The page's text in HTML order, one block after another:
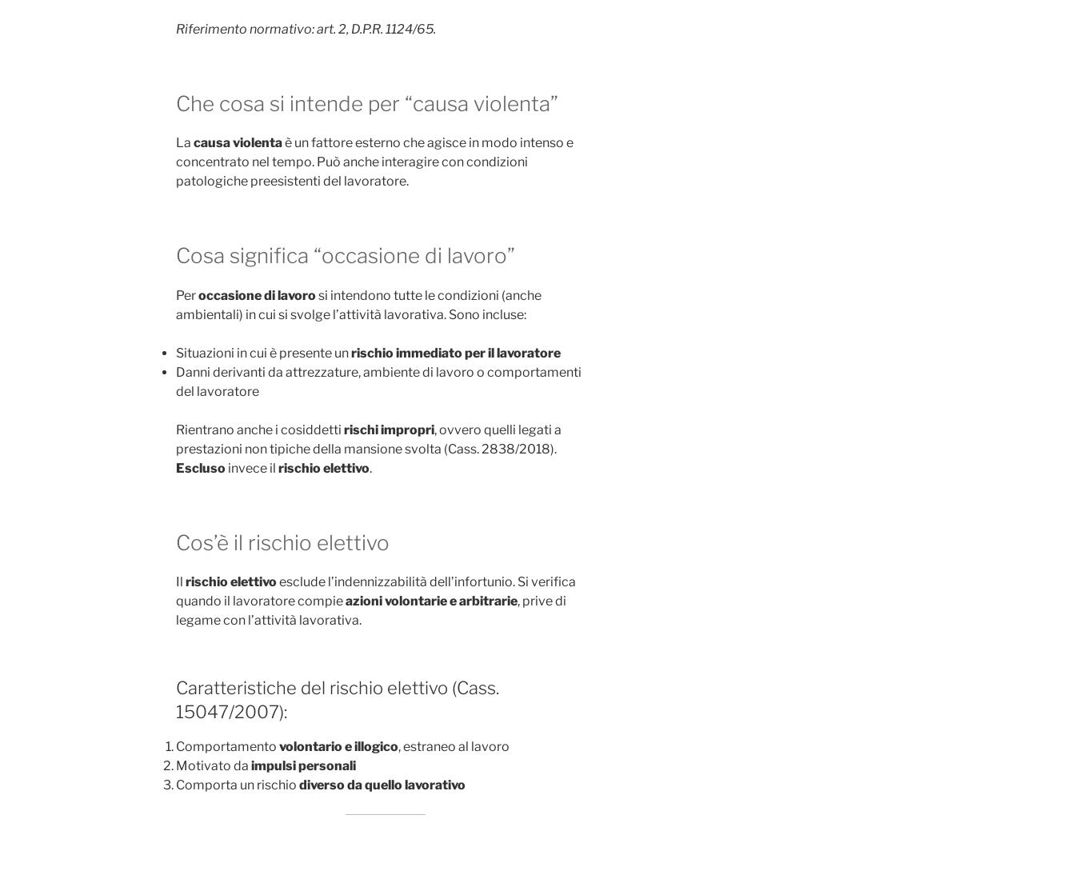
Riferimento normativo: art. 2, D.P.R. 1124/65.
Che cosa si intende per “causa violenta”
La causa violentaè un fattore esterno che agisce in modo intenso e
concentrato nel tempo. Può anche interagire con condizioni
patologiche preesistenti del lavoratore.
Cosa significa “occasione di lavoro”
Peroccasione di lavorosi intendono tutte le condizioni (anche
ambientali) in cui si svolge l’attività lavorativa. Sono incluse:
Situazioni in cui è presente unrischio immediato per il lavoratore
Danni derivanti da attrezzature, ambiente di lavoro o comportamenti
del lavoratore
Rientrano anche i cosiddetti rischi impropri, ovvero quelli legati a
prestazioni non tipiche della mansione svolta (Cass. 2838/2018).
Escluso invece il rischio elettivo.
Cos’è il rischio elettivo
Il rischio elettivoesclude l’indennizzabilità dell’infortunio. Si verifica
quando il lavoratore compieazioni volontarie e arbitrarie, prive di
legame con l’attività lavorativa.
Caratteristiche del rischio elettivo (Cass.
15047/2007):
Comportamento volontario e illogico, estraneo al lavoro
Motivato da impulsi personali
Comporta un rischio diverso da quello lavorativo